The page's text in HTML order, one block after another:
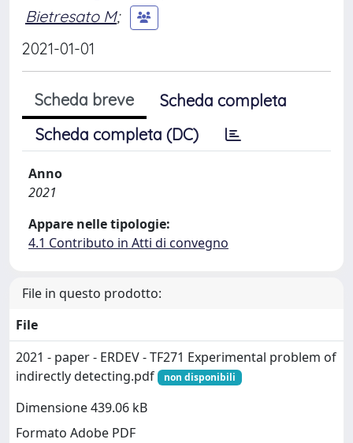
Bietresato M;
2021-01-01
Scheda breve
Scheda completa
Scheda completa (DC)
Anno
2021
Appare nelle tipologie:
4.1 Contributo in Atti di convegno
File in questo prodotto:
File
2021 - paper - ERDEV - TF271 Experimental problem of
indirectly detecting.pdf
non disponibili
Dimensione 439.06 kB
Formato Adobe PDF